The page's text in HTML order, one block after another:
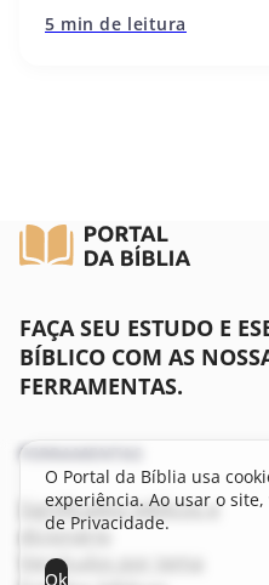
5 min de leitura
FAÇA SEU ESTUDO E
BÍBLICO COM AS
FERRAMENTAS.
FERRAMENTAS
Significados bíblicos e
dicionário
Versículos por tema
O Portal da Bíblia usa
experiência. Ao usar o
de Privacidade.
Ok